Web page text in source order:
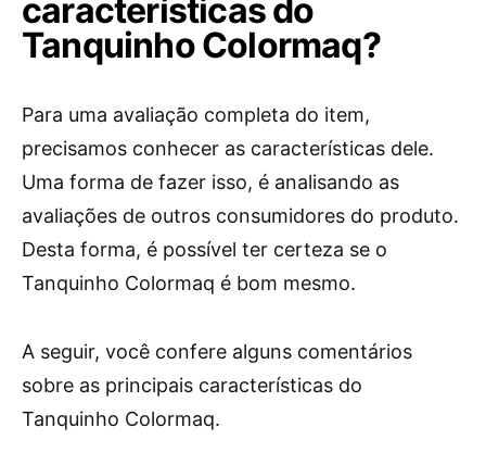
características do
Tanquinho Colormaq?
Para uma avaliação completa do item,
precisamos conhecer as características dele.
Uma forma de fazer isso, é analisando as
avaliações de outros consumidores do produto.
Desta forma, é possível ter certeza se o
Tanquinho Colormaq é bom mesmo.
A seguir, você confere alguns comentários
sobre as principais características do
Tanquinho Colormaq.